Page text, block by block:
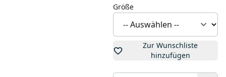
Größe
Zur Wunschliste
hinzufügen